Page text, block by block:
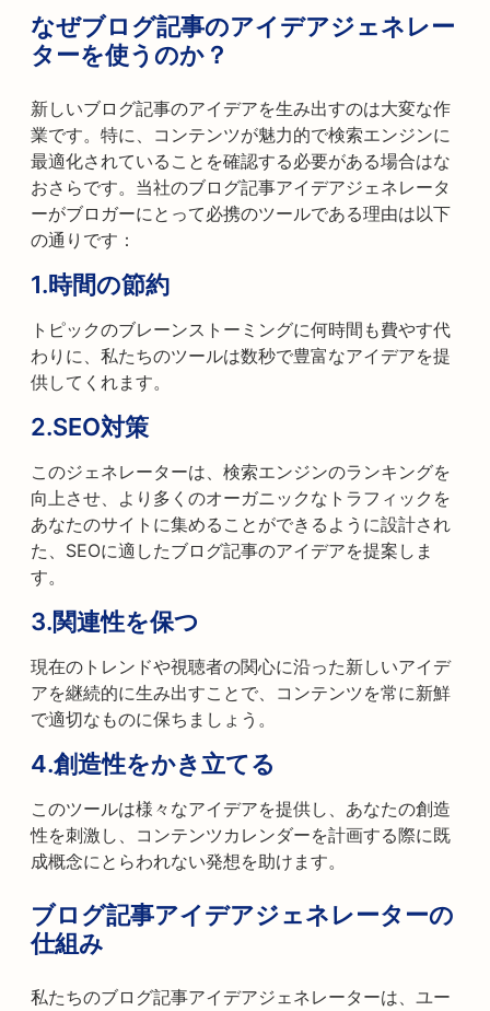
なぜブログ記事のアイデアジェネレー
ターを使うのか？
新しいブログ記事のアイデアを生み出すのは大変な作
業です。特に、コンテンツが魅力的で検索エンジンに
最適化されていることを確認する必要がある場合はな
おさらです。当社のブログ記事アイデアジェネレータ
ーがブロガーにとって必携のツールである理由は以下
の通りです：
1.時間の節約
トピックのブレーンストーミングに何時間も費やす代
わりに、私たちのツールは数秒で豊富なアイデアを提
供してくれます。
2.SEO対策
このジェネレーターは、検索エンジンのランキングを
向上させ、より多くのオーガニックなトラフィックを
あなたのサイトに集めることができるように設計され
た、SEOに適したブログ記事のアイデアを提案しま
す。
3.関連性を保つ
現在のトレンドや視聴者の関心に沿った新しいアイデ
アを継続的に生み出すことで、コンテンツを常に新鮮
で適切なものに保ちましょう。
4.創造性をかき立てる
このツールは様々なアイデアを提供し、あなたの創造
性を刺激し、コンテンツカレンダーを計画する際に既
成概念にとらわれない発想を助けます。
ブログ記事アイデアジェネレーターの
仕組み
私たちのブログ記事アイデアジェネレーターは、ユー